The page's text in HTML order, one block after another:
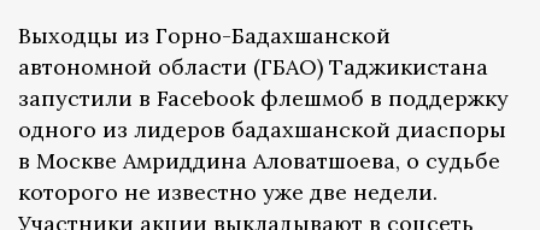
Выходцы из Горно-Бадахшанской
автономной области (ГБАО) Таджикистана
запустили в Facebook флешмоб в поддержку
одного из лидеров бадахшанской диаспоры
в Москве Амриддина Аловатшоева, о судьбе
которого не известно уже две недели.
Участники акции выкладывают в соцсеть